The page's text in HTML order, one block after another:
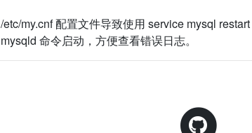
/etc/my.cnf配置文件导致使用 service mysql restart
mysqld 命令启动，方便查看错误日志。